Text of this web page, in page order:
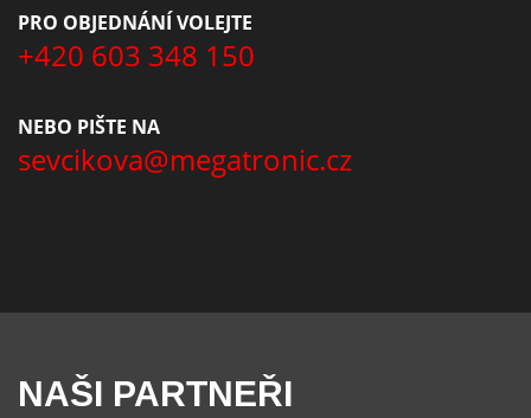
PRO OBJEDNÁNÍ VOLEJTE
+420 603 348 150
NEBO PIŠTE NA
sevcikova@megatronic.cz
NAŠI PARTNEŘI